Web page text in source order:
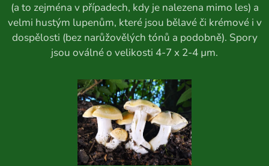
(a to zejména v případech, kdy je nalezena mimo les) a
velmi hustým lupenům, které jsou bělavé či krémové i v
dospělosti (bez narůžovělých tónů a podobně). Spory
jsou oválné o velikosti 4-7 x 2-4 µm.